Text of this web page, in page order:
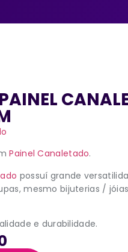
Painel Canaletado.
possuí grande
mesmo bijuterias /
e durabilidade.